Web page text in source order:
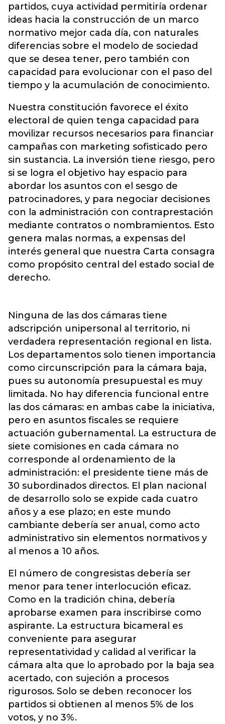
partidos, cuya actividad permitiría ordenar
ideas hacia la construcción de un marco
normativo mejor cada día, con naturales
diferencias sobre el modelo de sociedad
que se desea tener, pero también con
capacidad para evolucionar con el paso del
tiempo y la acumulación de conocimiento.
Nuestra constitución favorece el éxito
electoral de quien tenga capacidad para
movilizar recursos necesarios para financiar
campañas con marketing sofisticado pero
sin sustancia. La inversión tiene riesgo, pero
si se logra el objetivo hay espacio para
abordar los asuntos con el sesgo de
patrocinadores, y para negociar decisiones
con la administración con contraprestación
mediante contratos o nombramientos. Esto
genera malas normas, a expensas del
interés general que nuestra Carta consagra
como propósito central del estado social de
derecho.
Ninguna de las dos cámaras tiene
adscripción unipersonal al territorio, ni
verdadera representación regional en lista.
Los departamentos solo tienen importancia
como circunscripción para la cámara baja,
pues su autonomía presupuestal es muy
limitada. No hay diferencia funcional entre
las dos cámaras: en ambas cabe la iniciativa,
pero en asuntos fiscales se requiere
actuación gubernamental. La estructura de
siete comisiones en cada cámara no
corresponde al ordenamiento de la
administración: el presidente tiene más de
30 subordinados directos. El plan nacional
de desarrollo solo se expide cada cuatro
años y a ese plazo; en este mundo
cambiante debería ser anual, como acto
administrativo sin elementos normativos y
al menos a 10 años.
El número de congresistas debería ser
menor para tener interlocución eficaz.
Como en la tradición china, debería
aprobarse examen para inscribirse como
aspirante. La estructura bicameral es
conveniente para asegurar
representatividad y calidad al verificar la
cámara alta que lo aprobado por la baja sea
acertado, con sujeción a procesos
rigurosos. Solo se deben reconocer los
partidos si obtienen al menos 5% de los
votos, y no 3%.